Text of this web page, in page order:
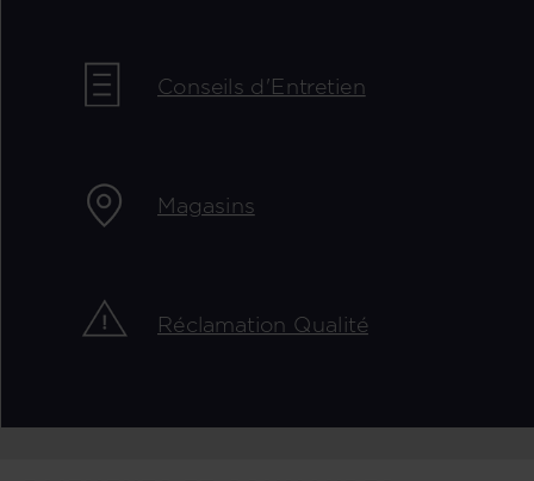
Conseils d'Entretien
Magasins
Réclamation Qualité